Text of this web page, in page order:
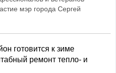
мэр города Сергей
готовится к зиме
ремонт тепло- и